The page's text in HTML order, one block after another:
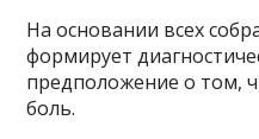
На основании всех
формирует
предположение о том,
боль.